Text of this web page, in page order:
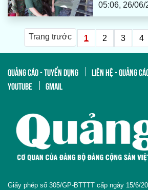
05:06, 26/06/
Trang trước 1 2 3 4
QUẢNG CÁO - TUYỂN DỤNG LIÊN HỆ - QUẢNG
YOUTUBE
GMAIL
Giấy phép số 305/GP-BTTTT cấp ngày 15/6/